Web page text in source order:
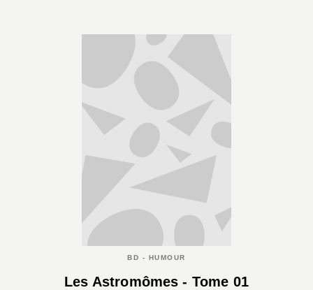
BD - HUMOUR
Les Astromômes - Tome 01